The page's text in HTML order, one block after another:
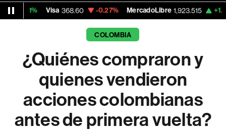
368.60 -0.27% MercadoLibre 1,923.515 +1.77%
COLOMBIA
¿Quiénes compraron y
quienes vendieron
acciones colombianas
antes de primera vuelta?